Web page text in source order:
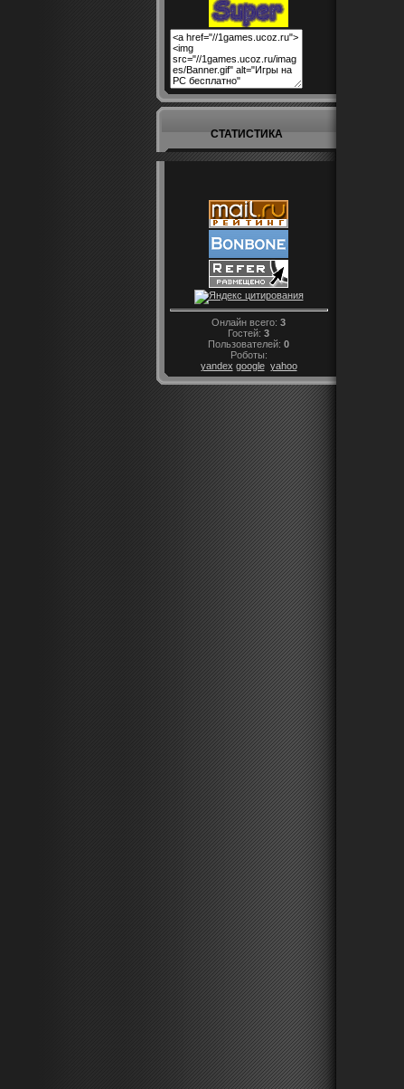
СТАТИСТИКА
Онлайн всего: 3
Гостей: 3
Пользователей: 0
Роботы:
yandex google yahoo